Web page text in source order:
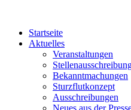
Startseite
Aktuelles
Veranstaltungen
Bekanntmachungen
Sturzflutkonzept
Ausschreibungen
Neues aus der